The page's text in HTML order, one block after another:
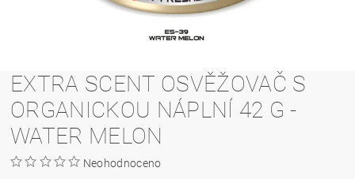
EXTRA SCENT OSVĚŽOVAČ S
ORGANICKOU NÁPLNÍ 42 G -
WATER MELON
Neohodnoceno